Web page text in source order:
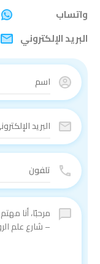
واتساب
البريد الإلكتروني